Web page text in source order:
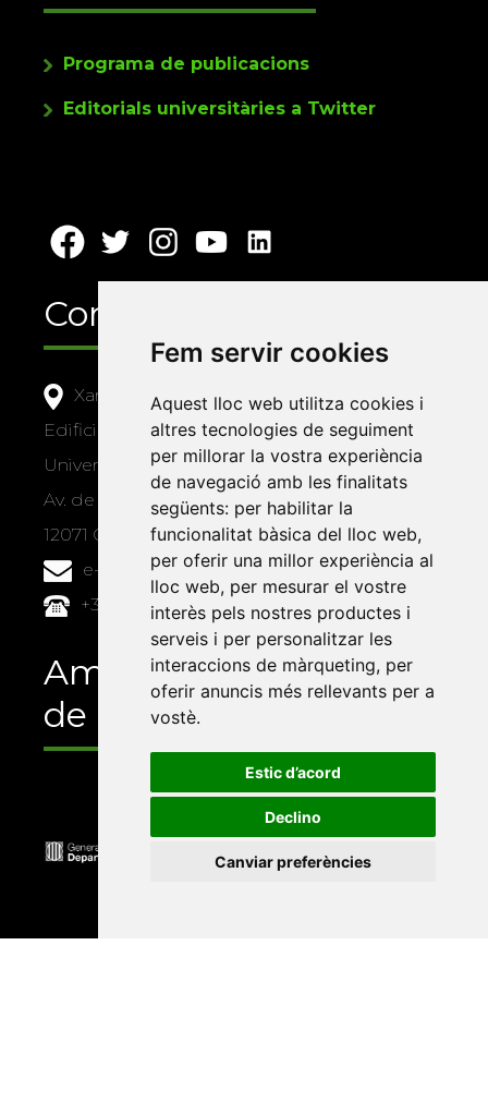
Fem servir cookies
Aquest lloc web utilitza cookies i
altres tecnologies de seguiment
per millorar la vostra experiència
de navegació amb les finalitats
següents: per habilitar la
funcionalitat bàsica del lloc web,
per oferir una millor experiència al
lloc web, per mesurar el vostre
interès pels nostres productes i
serveis i per personalitzar les
interaccions de màrqueting, per
oferir anuncis més rellevants per a
vostè.
Estic d’acord
Declino
Canviar preferències
Programa de publicacions
Editorials universitàries a Twitter
Contacte
Xarxa Vives d'Universitats
Edifici Àgora
Universitat Jaume I, local 10
Av. de Vicent Sos Baynat, s/n
12071 Castelló de la Plana
e-buc@vives.org
+34 964 72 89 93
Amb el suport
de